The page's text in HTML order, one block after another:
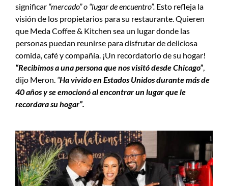
significar “mercado” o “lugar de encuentro”. Esto refleja la
visión de los propietarios para su restaurante. Quieren
que Meda Coffee & Kitchen sea un lugar donde las
personas puedan reunirse para disfrutar de deliciosa
comida, café y compañía. ¡Un recordatorio de su hogar!
“Recibimos a una persona que nos visitó desde Chicago”,
dijo Meron. “Ha vivido en Estados Unidos durante más de
40 años y se emocionó al encontrar un lugar que le
recordara su hogar”.